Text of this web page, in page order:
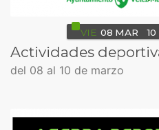
VIE 08 MAR 10
Actividades
del 08 al 10 de marzo